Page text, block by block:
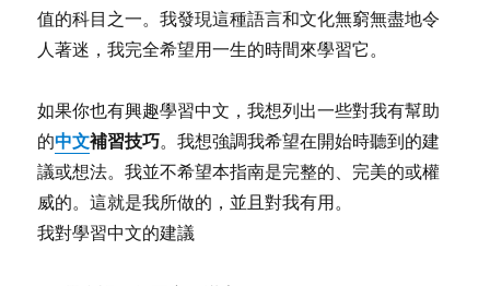
值的科目之一。我發現這種語言和文化無窮無盡地令
人著迷，我完全希望用一生的時間來學習它。
如果你也有興趣學習中文，我想列出一些對我有幫助
的中文補習技巧。我想強調我希望在開始時聽到的建
議或想法。我並不希望本指南是完整的、完美的或權
威的。這就是我所做的，並且對我有用。
我對學習中文的建議